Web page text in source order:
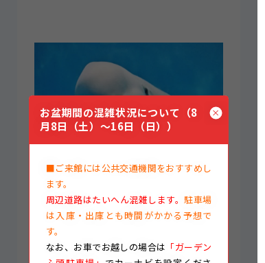
ベルーガ Delphinapterus leucas
論文タイトル
Successful Treatment of Fungal
Dermatitis in a Bottlenose Dolphin
お盆期間の混雑状況について（8
月8日（土）～16日（日））
■ご来館には公共交通機関をおすすめし
ます。
周辺道路はたいへん混雑します。駐車場
は入庫・出庫とも時間がかかる予想で
す。
なお、 お車でお越しの場合は 「ガーデン